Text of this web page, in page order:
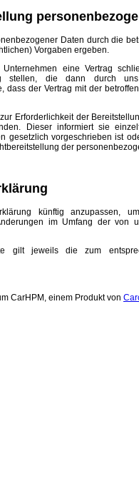
Daten durch die
Vorgaben ergeben.
eine Vertrag
stellen, die dann durch
dass der Vertrag mit der
Erforderlichkeit der
Dieser informiert sie
gesetzlich vorgeschrieben ist
der
künftig anzupassen,
im Umfang der von
gilt jeweils die zum
CarHPM, einem Produkt von